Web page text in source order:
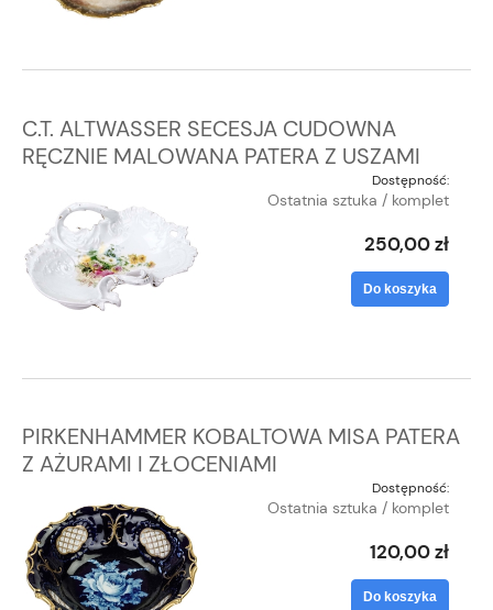
C.T. ALTWASSER SECESJA CUDOWNA
RĘCZNIE MALOWANA PATERA Z USZAMI
Dostępność:
Ostatnia sztuka / komplet
250,00 zł
Do koszyka
PIRKENHAMMER KOBALTOWA MISA PATERA
Z AŻURAMI I ZŁOCENIAMI
Dostępność:
Ostatnia sztuka / komplet
120,00 zł
Do koszyka